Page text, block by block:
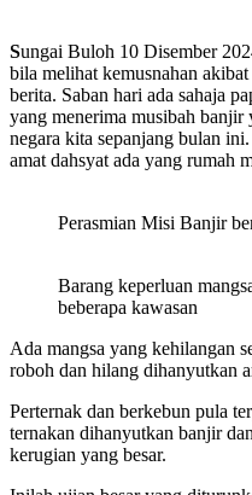
Sungai Buloh 10 Disember
bila melihat kemusnahan
berita. Saban hari ada sahaja
yang menerima musibah banjir
negara kita sepanjang bulan
amat dahsyat ada yang rumah
Perasmian Misi Banjir
Barang keperluan
beberapa kawasan
Ada mangsa yang kehilangan
roboh dan hilang dihanyutkan
Perternak dan berkebun pula
ternakan dihanyutkan banjir
kerugian yang besar.